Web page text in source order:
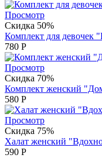
Просмотр
Скидка 50%
Комплект для девочек
780 Р
Просмотр
Скидка 70%
Комплект женский
580 Р
Просмотр
Скидка 75%
Халат женский
590 Р